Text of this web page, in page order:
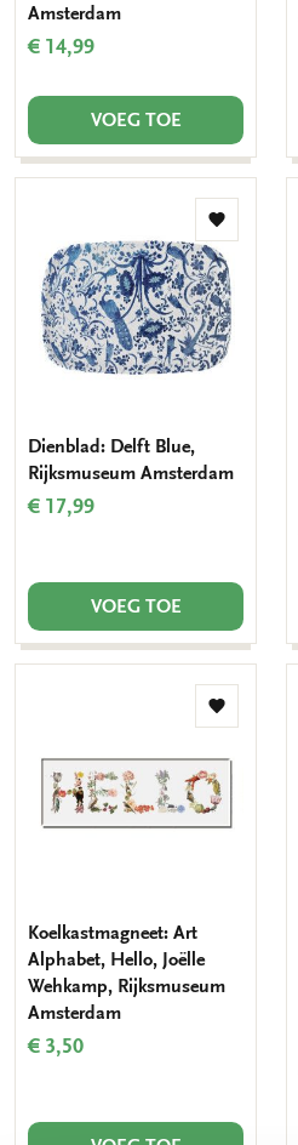
Amsterdam
€ 14,99
VOEG TOE
Toevoegen
aan
verlanglijst
Dienblad: Delft Blue,
Rijksmuseum Amsterdam
€ 17,99
VOEG TOE
Toevoegen
verlanglijst
Koelkastmagneet: Art
Alphabet, Hello, Joëlle
Wehkamp, Rijksmuseum
Amsterdam
€ 3,50